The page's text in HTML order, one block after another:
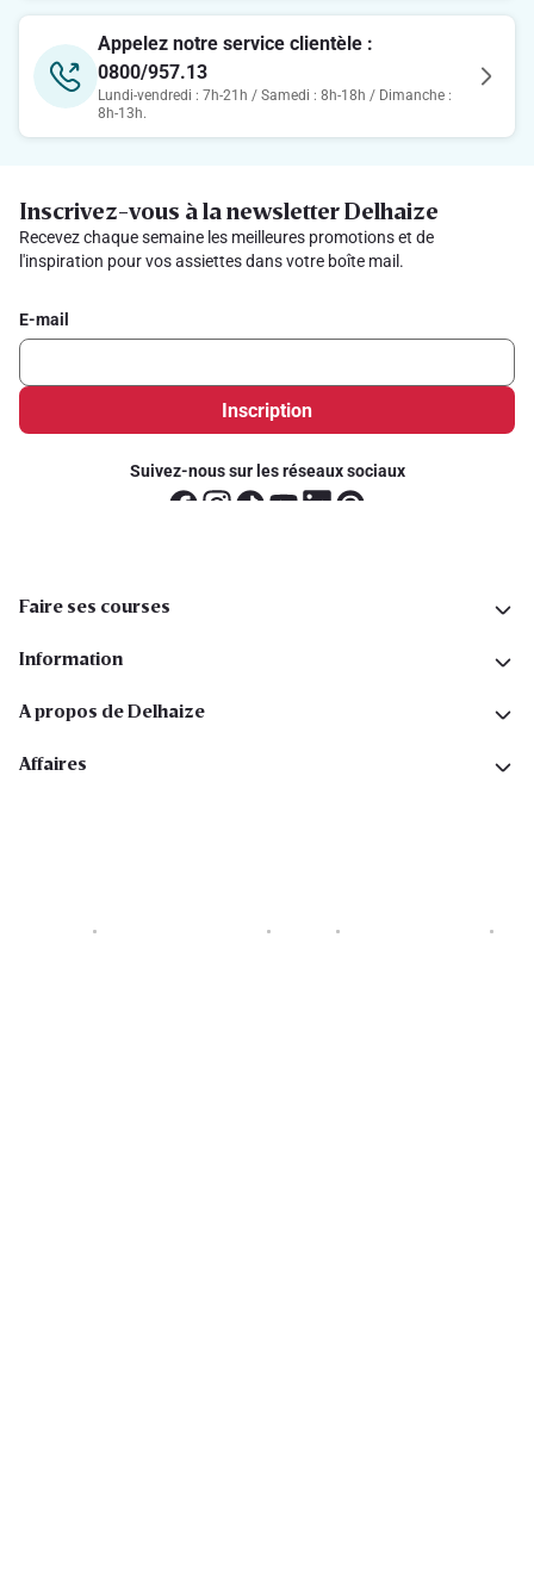
Appelez notre service clientèle :
0800/957.13
Lundi-vendredi : 7h-21h / Samedi : 8h-18h / Dimanche :
8h-13h.
Inscrivez-vous à la newsletter Delhaize
Recevez chaque semaine les meilleures promotions et de
l'inspiration pour vos assiettes dans votre boîte mail.
E-mail
Inscription
Suivez-nous sur les réseaux sociaux
Faire ses courses
Information
A propos de Delhaize
Affaires